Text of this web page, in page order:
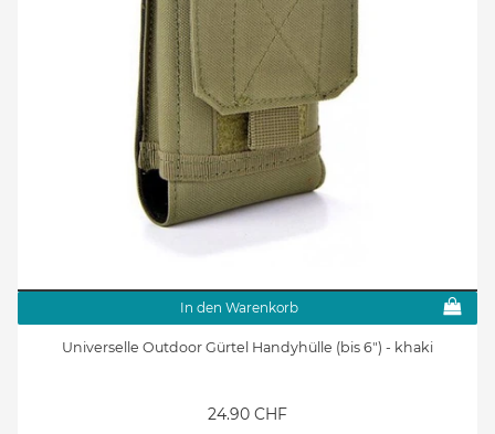
In den Warenkorb
Universelle Outdoor Gürtel Handyhülle (bis 6") - khaki
24.90 CHF